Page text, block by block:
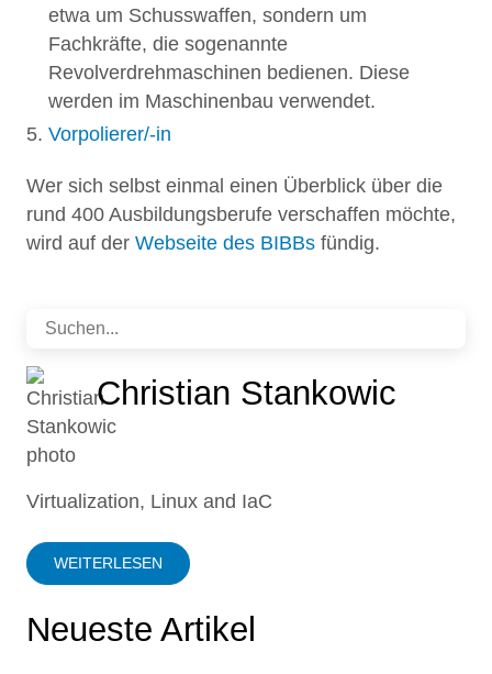
etwa um Schusswaffen, sondern um
Fachkräfte, die sogenannte
Revolverdrehmaschinen bedienen. Diese
werden im Maschinenbau verwendet.
Vorpolierer/-in
Wer sich selbst einmal einen Überblick über die
rund 400 Ausbildungsberufe verschaffen möchte,
wird auf der Webseite des BIBBs fündig.
Christian Stankowic
Virtualization, Linux and IaC
WEITERLESEN
Neueste Artikel